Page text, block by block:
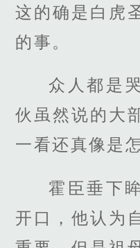
这的确是白虎
的事。
众人都是
伙虽然说的大
一看还真像是
霍臣垂下
开口，他认为